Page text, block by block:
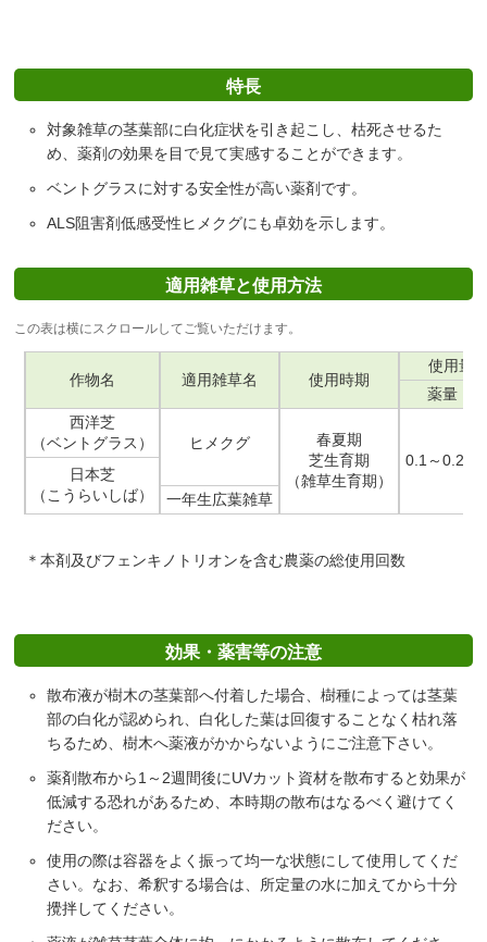
特長
対象雑草の茎葉部に白化症状を引き起こし、枯死させるた
め、薬剤の効果を目で見て実感することができます。
ベントグラスに対する安全性が高い薬剤です。
ALS阻害剤低感受性ヒメクグにも卓効を示します。
適用雑草と使用方法
この表は横にスクロールしてご覧いただけます。
作物名 適用雑草名 使用時期
使用量
薬量
西洋芝
（ベントグラス）
ヒメクグ
春夏期
芝生育期
（雑草生育期）
0.1～0.2ml
日本芝
（こうらいしば）
一年生広葉雑草
＊本剤及びフェンキノトリオンを含む農薬の総使用回数
効果・薬害等の注意
散布液が樹木の茎葉部へ付着した場合、樹種によっては茎葉
部の白化が認められ、白化した葉は回復することなく枯れ落
ちるため、樹木へ薬液がかからないようにご注意下さい。
薬剤散布から1～2週間後にUVカット資材を散布すると効果が
低減する恐れがあるため、本時期の散布はなるべく避けてく
ださい。
使用の際は容器をよく振って均一な状態にして使用してくだ
さい。なお、希釈する場合は、所定量の水に加えてから十分
攪拌してください。